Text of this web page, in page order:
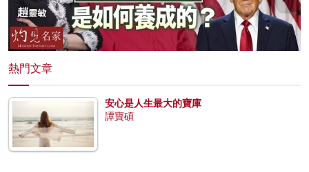
熱門文章
安心是人生最大的寶庫
譚寶碩